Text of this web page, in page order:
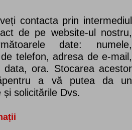
contacta prin intermediul
de pe website-ul nostru,
date: numele,
telefon, adresa de e-mail,
data, ora. Stocarea acestor
a vă putea da un
solicitările Dvs.